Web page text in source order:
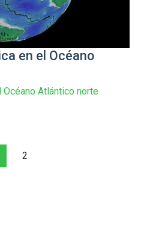
en el Océano
Atlántico norte
2